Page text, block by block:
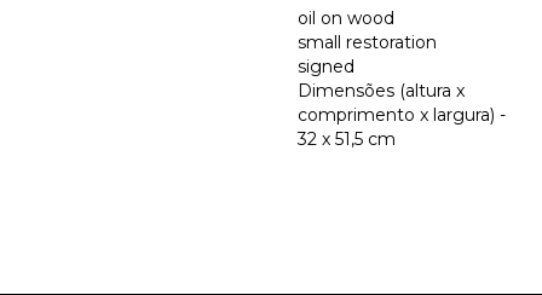
oil on wood
small restoration
signed
Dimensões (altura x
comprimento x largura) -
32 x 51,5 cm